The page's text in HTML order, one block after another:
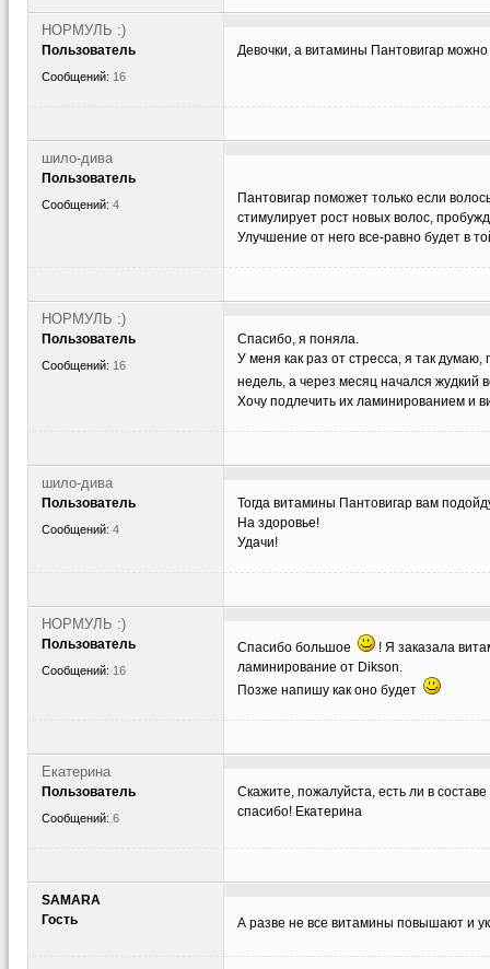
НОРМУЛЬ :)
Пользователь
Сообщений: 16
Девочки, а витамины Пантовигар
шило-дива
Пользователь
Сообщений: 4
Пантовигар поможет только если
стимулирует рост новых волос,
Улучшение от него все-равно будет в
НОРМУЛЬ :)
Пользователь
Сообщений: 16
Спасибо, я поняла.
У меня как раз от стресса, я так
недель, а через месяц начался жудкий
Хочу подлечить их ламинированием и
шило-дива
Пользователь
Сообщений: 4
Тогда витамины Пантовигар вам
На здоровье!
Удачи!
НОРМУЛЬ :)
Пользователь
Сообщений: 16
Спасибо большое
! Я заказала
ламинирование от Dikson.
Позже напишу как оно будет
Екатерина
Пользователь
Сообщений: 6
Скажите, пожалуйста, есть ли в
спасибо! Екатерина
SAMARA
Гость
А разве не все витамины повышают и